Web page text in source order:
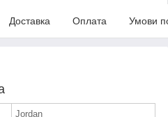
Доставка Оплата Умови
Jordan